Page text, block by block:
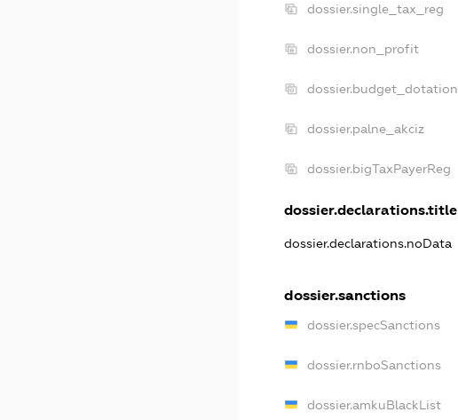
dossier.single_tax_reg
dossier.non_profit
dossier.budget_dotation
dossier.palne_akciz
dossier.bigTaxPayerReg
dossier.declarations.title
dossier.declarations.noData
dossier.sanctions
dossier.specSanctions
dossier.rnboSanctions
dossier.amkuBlackList